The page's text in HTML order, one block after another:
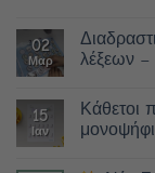
02
Μαρ
λέξεων
15
Ιαν
Κάθετοι